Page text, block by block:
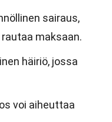
sairaus,
maksaan.
häiriö, jossa
voi aiheuttaa